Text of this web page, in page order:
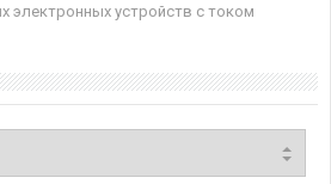
электронных устройств с током